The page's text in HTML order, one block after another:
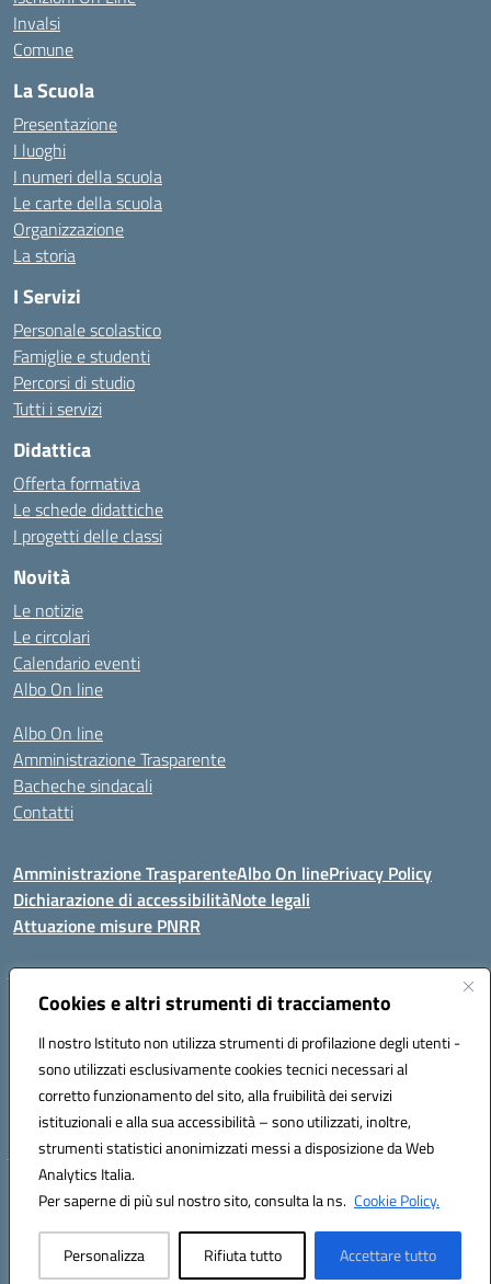
Cookies e altri strumenti di tracciamento
Il nostro Istituto non utilizza strumenti di profilazione degli utenti -
sono utilizzati esclusivamente cookies tecnici necessari al
corretto funzionamento del sito, alla fruibilità dei servizi
istituzionali e alla sua accessibilità – sono utilizzati, inoltre,
strumenti statistici anonimizzati messi a disposizione da Web
Analytics Italia.
Per saperne di più sul nostro sito, consulta la ns. Cookie Policy.
Personalizza Rifiuta tutto Accettare tutto
Invalsi
Comune
La Scuola
Presentazione
I luoghi
I numeri della scuola
Le carte della scuola
Organizzazione
La storia
I Servizi
Personale scolastico
Famiglie e studenti
Percorsi di studio
Tutti i servizi
Didattica
Offerta formativa
Le schede didattiche
I progetti delle classi
Novità
Le notizie
Le circolari
Calendario eventi
Albo On line
Albo On line
Amministrazione Trasparente
Bacheche sindacali
Contatti
Amministrazione TrasparenteAlbo On linePrivacy Policy
Dichiarazione di accessibilitàNote legali
Attuazione misure PNRR
VIA KENNEDY, 1 91011 ALCAMO (TP)
Mail: TPIC81000X@istruzione.it PEC: TPIC81000X@pec.istruzione.it
Codice meccanografico: TPIC81000X
Codice fiscale: 80003900810
Codice Univoco Ufficio: UFHNHB
Hosting & Powered by 3D Solution S.r.l.
Concept & Design by Designers Italia